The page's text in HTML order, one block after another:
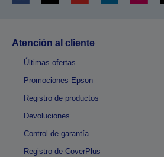
Atención al cliente
Últimas ofertas
Promociones Epson
Registro de productos
Devoluciones
Control de garantía
Registro de CoverPlus